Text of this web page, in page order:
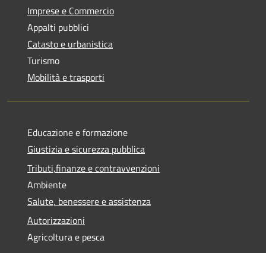
Imprese e Commercio
Appalti pubblici
Catasto e urbanistica
Turismo
Mobilità e trasporti
Educazione e formazione
Giustizia e sicurezza pubblica
Tributi,finanze e contravvenzioni
Ambiente
Salute, benessere e assistenza
Autorizzazioni
Agricoltura e pesca